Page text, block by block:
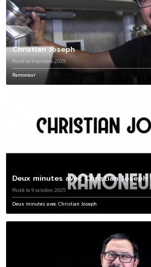
Christian Joseph
Posté le 9 octobre 2025
Ramoneur
Deux minutes avec Christian Joseph
Posté le 9 octobre 2025
Deux minutes avec Christian Joseph